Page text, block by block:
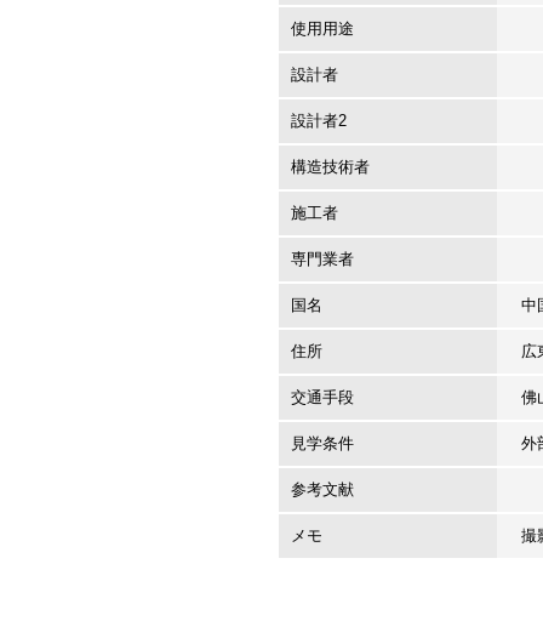
使用用途
設計者
設計者2
構造技術者
施工者
専門業者
国名 中
住所 広
交通手段 佛
見学条件 外
参考文献
メモ 撮